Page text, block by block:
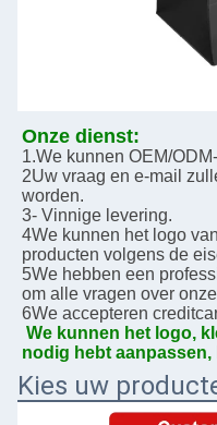
Onze dienst:
1.We kunnen OEM/
2Uw vraag en e-mail
worden.
3- Vinnige levering.
4We kunnen het logo
producten volgens de
5We hebben een
om alle vragen over
6We accepteren
We kunnen het logo,
nodig hebt aanpassen,
Kies uw